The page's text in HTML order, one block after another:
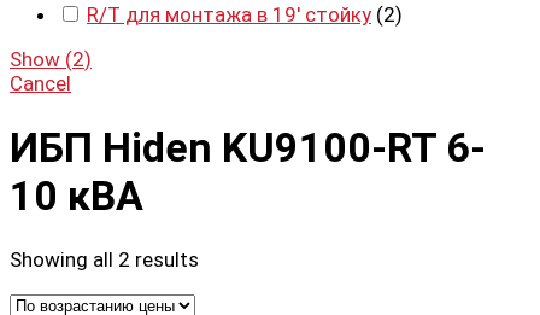
R/T для монтажа в 19' стойку (2)
Show (2)
Cancel
ИБП Hiden KU9100-RT 6-
10 кВА
Showing all 2 results